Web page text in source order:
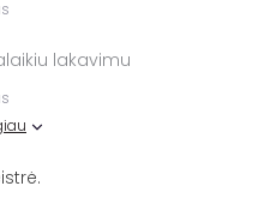
lakavimu